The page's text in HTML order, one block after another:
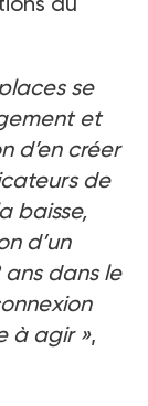
se
et
d’en créer
de
baisse,
d’un
ans dans le
à agir »,